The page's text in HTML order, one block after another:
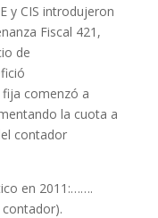
y CIS introdujeron
Fiscal 421,
de
comenzó a
la cuota a
contador
en 2011:…….